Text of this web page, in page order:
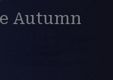
Autumn